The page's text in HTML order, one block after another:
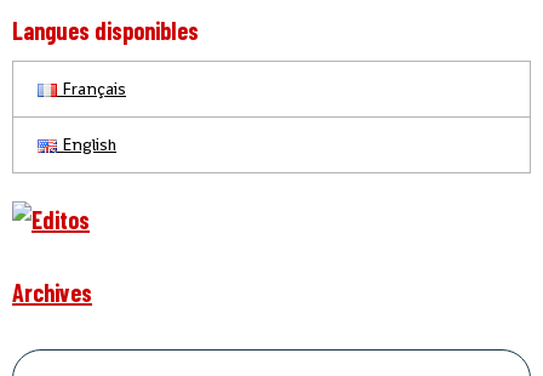
Langues disponibles
Français
English
Archives